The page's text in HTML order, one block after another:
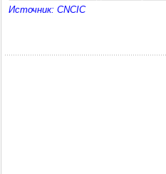
Источник: CNCIC